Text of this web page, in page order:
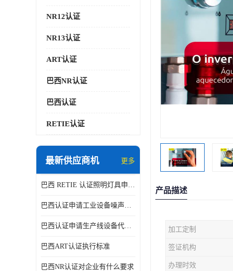
NR12认证
NR13认证
ART认证
巴西NR认证
巴西认证
RETIE认证
最新供应商机 更多
巴西 RETIE 认证照明灯具申请 RETIE 认证
巴西认证申请工业设备噪声控制认证规范
巴西认证申请生产线设备代理机构选择
巴西ART认证执行标准
巴西NR认证对企业有什么要求
产品描述
加工定制
签证机构
办理时效